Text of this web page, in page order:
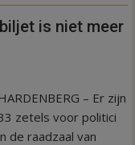
is niet meer
HARDENBERG – Er zijn
zetels voor politici
de raadzaal van